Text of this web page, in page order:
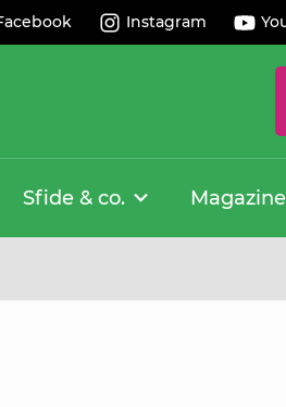
Instagram
Sfide & co. Magazine